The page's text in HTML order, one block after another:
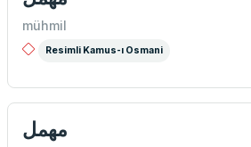
mühmil
Resimli Kamus-ı Osmani
مهمل